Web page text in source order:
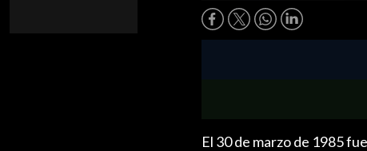
El 30 de marzo de 1985